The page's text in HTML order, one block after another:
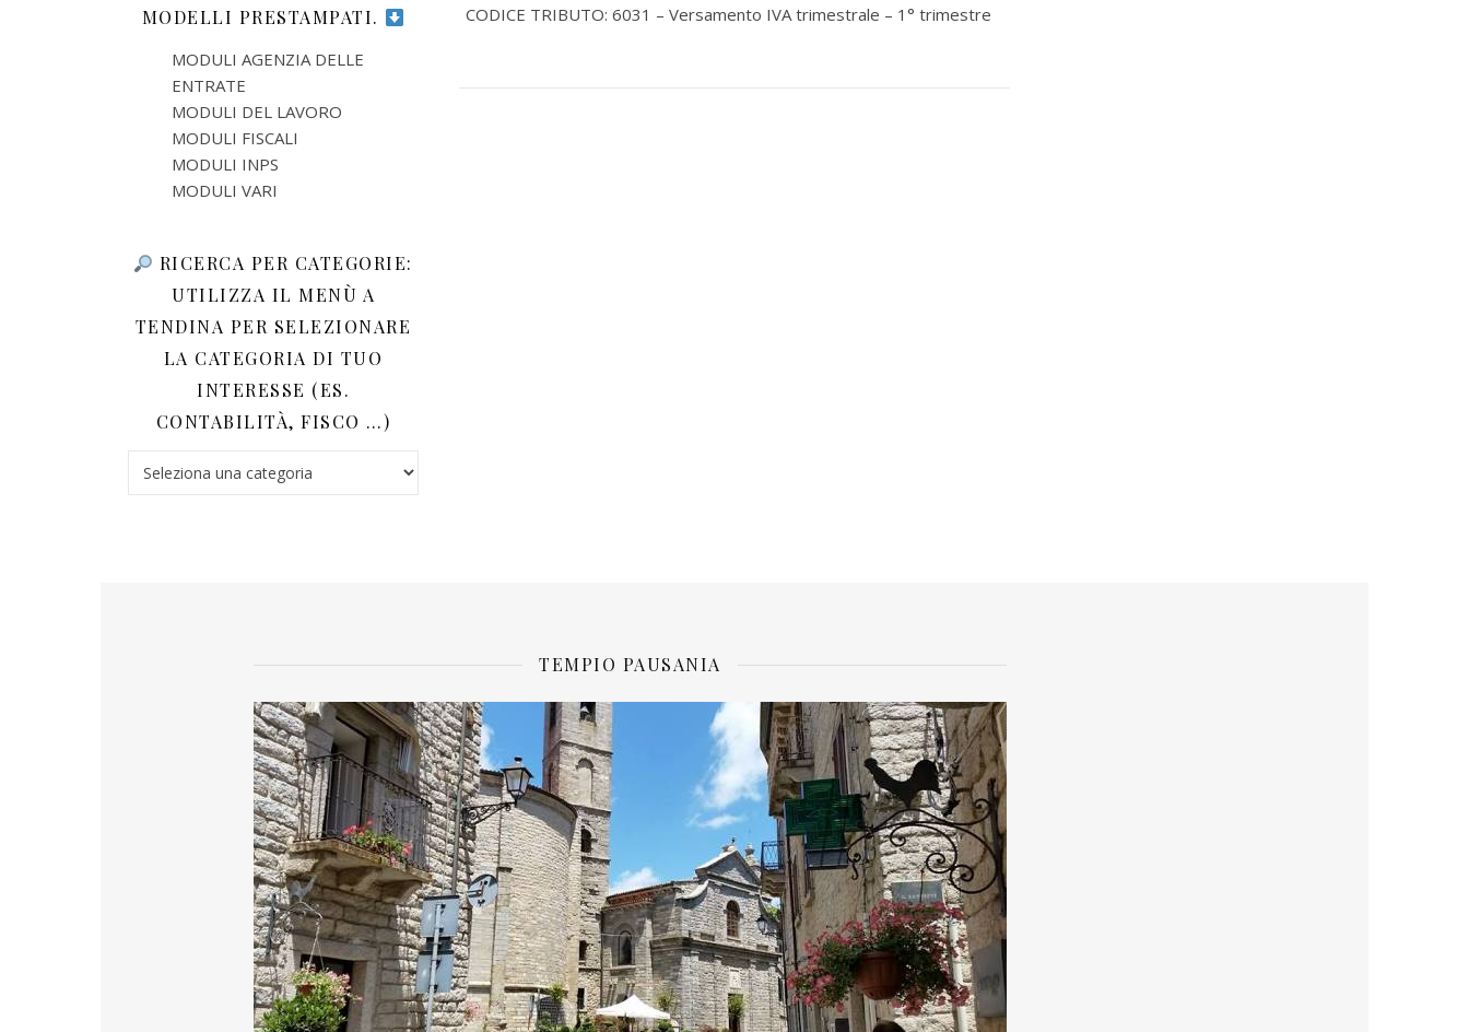
MODELLI PRESTAMPATI.
MODULI AGENZIA DELLE
ENTRATE
MODULI DEL LAVORO
MODULI FISCALI
MODULI INPS
MODULI VARI
RICERCA PER CATEGORIE:
UTILIZZA IL MENÙ A
TENDINA PER SELEZIONARE
LA CATEGORIA DI TUO
INTERESSE (ES.
CONTABILITÀ, FISCO …)
Ricerca per categorie: utilizza il menù a tendina per selezionare la categoria di tuo interesse (es. contabilità, Fisco …)
CODICE TRIBUTO: 6031 – Versamento IVA trimestrale – 1° trimestre
TEMPIO PAUSANIA